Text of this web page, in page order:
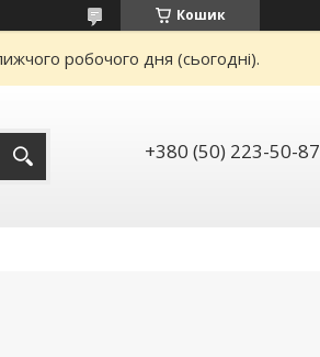
Кошик
робочого дня (сьогодні).
+380 (50) 223-50-87